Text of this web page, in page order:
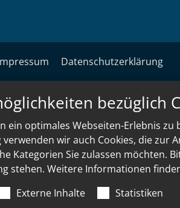
bezüglich
ein optimales Webseiten-Erlebnis
wir auch Cookies, die zur
Kategorien Sie zulassen möchten.
stehen. Weitere Informationen
Externe Inhalte Statistiken
Datenschutzerklärung